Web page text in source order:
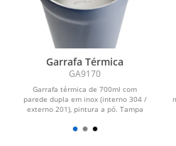
Garrafa Térmica
GA9170
Garrafa térmica de 700ml com
parede dupla em inox (interno 304 /
externo 201), pintura a pó. Tampa